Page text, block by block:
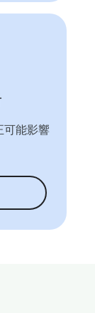
可能影響